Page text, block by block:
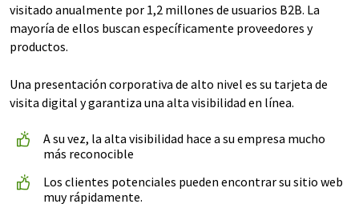
visitado anualmente por 1,2 millones de usuarios B2B. La
mayoría de ellos buscan específicamente proveedores y
productos.
Una presentación corporativa de alto nivel es su tarjeta de
visita digital y garantiza una alta visibilidad en línea.
A su vez, la alta visibilidad hace a su empresa mucho
más reconocible
Los clientes potenciales pueden encontrar su sitio web
muy rápidamente.